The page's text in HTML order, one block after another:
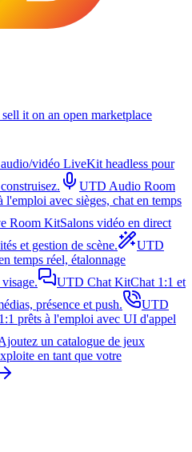
it on an open marketplace
audio/vidéo LiveKit headless pour
UTD Audio Room
l'emploi avec sièges, chat en temps
Room KitSalons vidéo en direct
et gestion de scène.
UTD
temps réel, étalonnage
UTD Chat KitChat 1:1 et
présence et push.
UTD
prêts à l'emploi avec UI d'appel
un catalogue de jeux
en tant que votre